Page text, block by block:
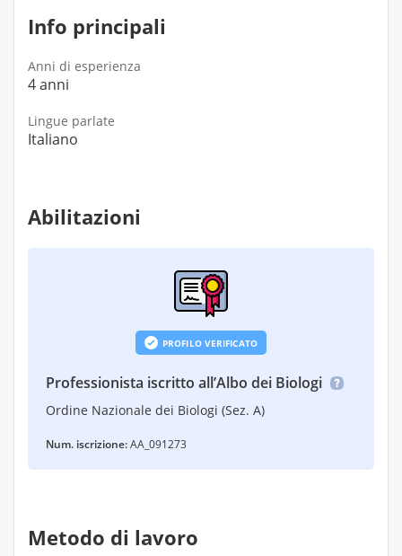
Info principali
Anni di esperienza
4 anni
Lingue parlate
Italiano
Abilitazioni
PROFILO VERIFICATO
Professionista iscritto all’Albo dei Biologi
Ordine Nazionale dei Biologi (Sez. A)
Num. iscrizione:AA_091273
Metodo di lavoro